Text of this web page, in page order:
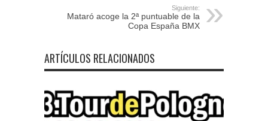
Siguiente:
Mataró acoge la 2ª puntuable de la
Copa España BMX
ARTÍCULOS RELACIONADOS